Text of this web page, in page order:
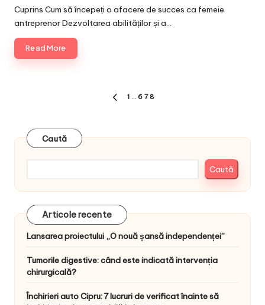
by
Cuprins Cum să începeți o afacere de succes ca femeie
antreprenor Dezvoltarea abilităților și a…
Read More
PREVIOUS
1 … 6 7 8
Caută
Caută
Articole recente
Lansarea proiectului „O nouă șansă independenței”
Tumorile digestive: când este indicată intervenția
chirurgicală?
Închirieri auto Cipru: 7 lucruri de verificat înainte să